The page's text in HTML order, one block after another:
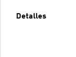
Detalles